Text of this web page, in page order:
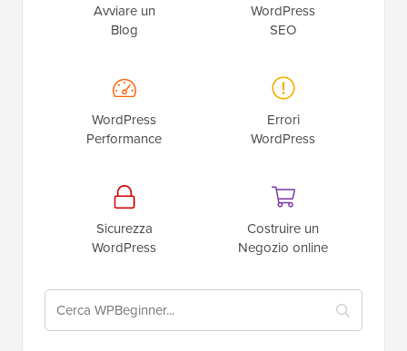
Avviare un
Blog
WordPress
SEO
WordPress
Performance
Errori
WordPress
Sicurezza
WordPress
Costruire un
Negozio online